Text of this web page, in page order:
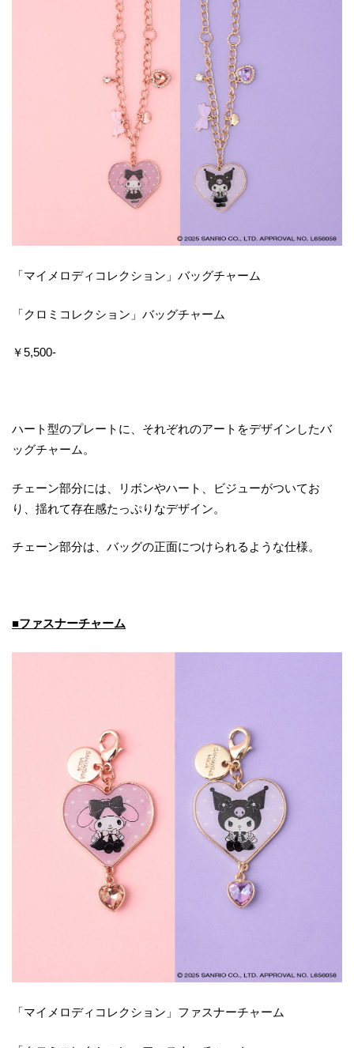
「マイメロディコレクション」バッグチャーム
「クロミコレクション」バッグチャーム
￥5,500‐
ハート型のプレートに、それぞれのアートをデザインしたバ
ッグチャーム。
チェーン部分には、リボンやハート、ビジューがついてお
り、揺れて存在感たっぷりなデザイン。
チェーン部分は、バッグの正面につけられるような仕様。
■ファスナーチャーム
「マイメロディコレクション」ファスナーチャーム